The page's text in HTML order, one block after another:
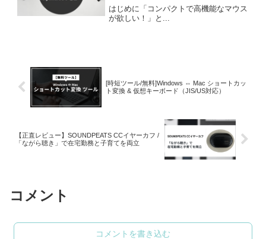
は？
はじめに「コンパクトで高機能なマウス
が欲しい！」と...
[時短ツール/無料]Windows ⇔ Mac ショートカッ
ト変換 & 仮想キーボード（JIS/US対応）
【正直レビュー】SOUNDPEATS CCイヤーカフ /
「ながら聴き」で在宅勤務と子育てを両立
コメント
コメントを書き込む